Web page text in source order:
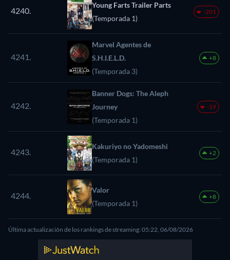
4240.
Young Farts Trailer Parts
(Temporada 1)
-201
4241.
Marvel Agentes de
S.H.I.E.L.D.
(Temporada 3)
+8
4242.
Banner Dogs: The Aleph
Journey
(Temporada 1)
-19
4243.
Kakuriyo no Yadomeshi
(Temporada 1)
+2
4244.
Valor
(Temporada 1)
+8
Última actualización de los rankings de streaming: 05:22, 06/08/2026